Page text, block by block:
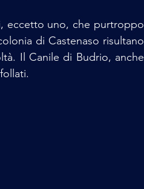
eccetto uno, che purtroppo
di Castenaso risultano
Il Canile di Budrio, anche